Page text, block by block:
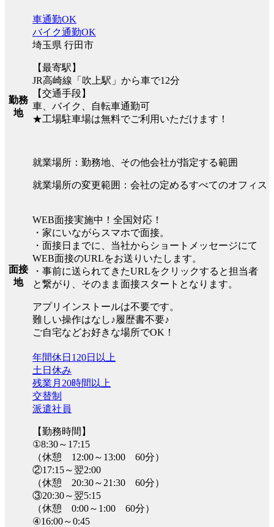
勤務
地
車通勤OK
バイク通勤OK
埼玉県 行田市
【最寄駅】
JR高崎線「吹上駅」から車で12分
【交通手段】
車、バイク、自転車通勤可
★工場駐車場は無料でご利用いただけます！
就業場所：勤務地、その他会社が指定する範囲
就業場所の変更範囲：会社の定めるすべてのオフィス
面接
地
WEB面接実施中！全国対応！
・家にいながらスマホで面接。
・面接日までに、当社からショートメッセージにて
WEB面接のURLをお送りいたします。
・事前に送られてきたURLをクリックすると担当者
と繋がり、そのまま面接スタートとなります。
アプリインストールは不要です。
難しい操作はなし♪履歴書不要♪
ご自宅などお好きな場所でOK！
年間休日120日以上
土日休み
残業月20時間以上
交替制
派遣社員
【勤務時間】
①8:30～17:15
（休憩 12:00～13:00 60分）
②17:15～翌2:00
（休憩 20:30～21:30 60分）
③20:30～翌5:15
（休憩 0:00～1:00 60分）
④16:00～0:45